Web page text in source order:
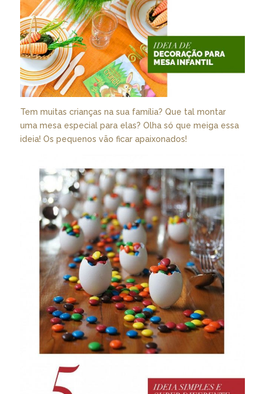
Tem muitas crianças na sua família? Que tal montar
uma mesa especial para elas? Olha só que meiga essa
ideia! Os pequenos vão ficar apaixonados!